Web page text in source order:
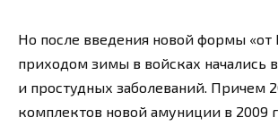
Но после введения новой формы
приходом зимы в войсках начались
и простудных заболеваний. Причем
комплектов новой амуниции в 2009